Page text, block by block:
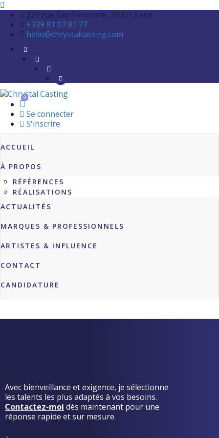
229 rue Saint-Honoré, 75001 Paris
+339 81 07 81 77
hello@chrystalcasting.com
0
Se connecter
S'inscrire
ACCUEIL
À PROPOS
RÉFÉRENCES
RÉALISATIONS
ACTUALITÉS
MARQUES & PROFESSIONNELS
ARTISTES & INFLUENCE
CONTACT
CANDIDATURE
Avec bienveillance et exigence, je sélectionne
les talents les plus adaptés à vos besoins.
Contactez-moi dès maintenant pour une
réponse rapide et sur mesure.